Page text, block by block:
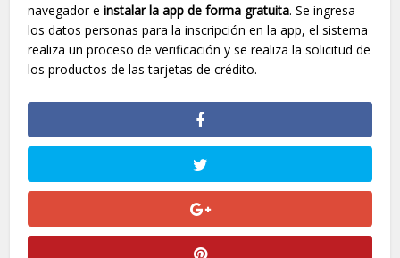
navegador einstalar la app de forma gratuita. Se ingresa
los datos personas para la inscripción en la app, el sistema
realiza un proceso de verificación y se realiza la solicitud de
los productos de las tarjetas de crédito.